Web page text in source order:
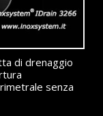
di drenaggio
senza